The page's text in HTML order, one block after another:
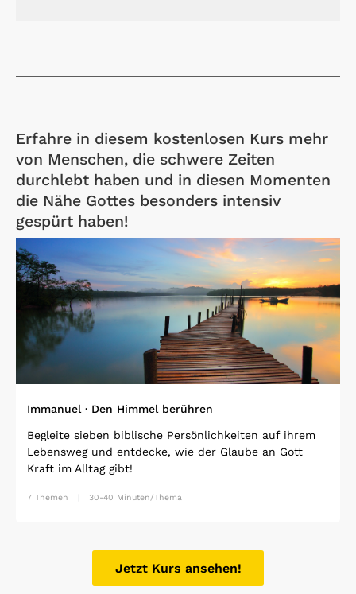
Erfahre in diesem kostenlosen Kurs mehr
von Menschen, die schwere Zeiten
durchlebt haben und in diesen Momenten
die Nähe Gottes besonders intensiv
gespürt haben!
Immanuel · Den Himmel berühren
Begleite sieben biblische Persönlichkeiten auf ihrem
Lebensweg und entdecke, wie der Glaube an Gott
Kraft im Alltag gibt!
7 Themen 30-40 Minuten/Thema
Open Link
Jetzt Kurs ansehen!